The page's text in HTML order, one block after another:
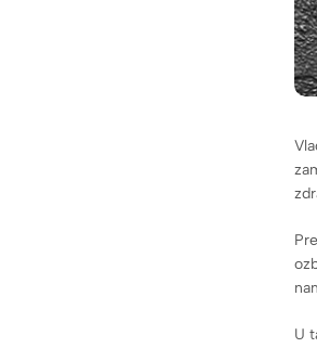
U